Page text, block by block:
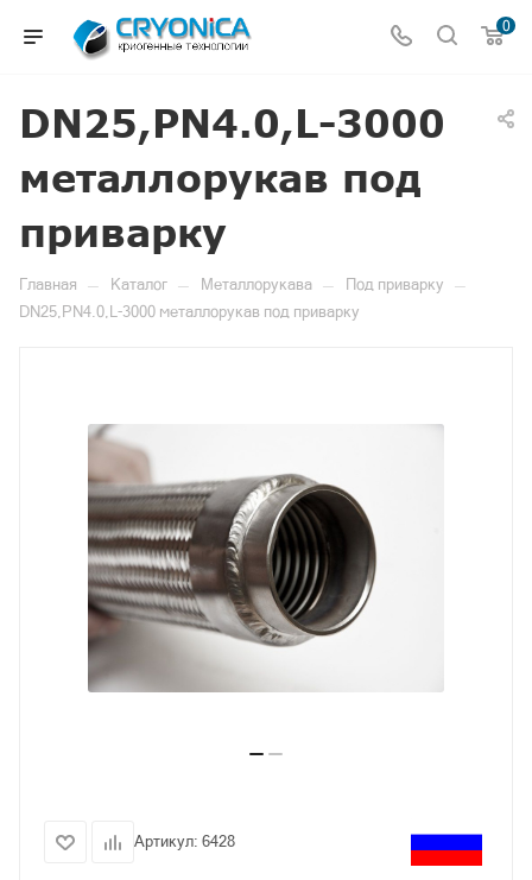
0
DN25,PN4.0,L-3000
металлорукав под
приварку
Главная — Каталог — Металлорукава — Под приварку —
DN25,PN4.0,L-3000 металлорукав под приварку
Артикул: 6428